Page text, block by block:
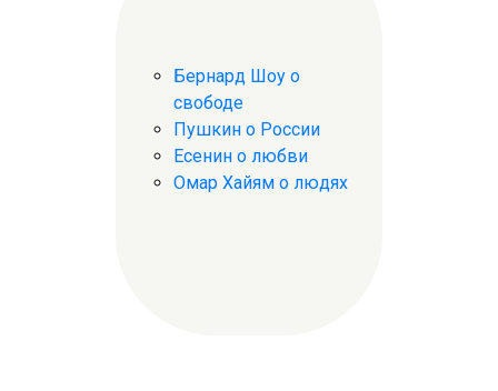
Бернард Шоу о
свободе
Пушкин о России
Есенин о любви
Омар Хайям о людях